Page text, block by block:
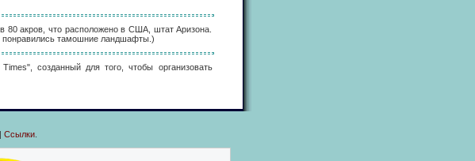
80 акров, что расположено в США, штат Аризона.
понравились тамошние ландшафты.)
созданный для того, чтобы организовать
Ссылки.